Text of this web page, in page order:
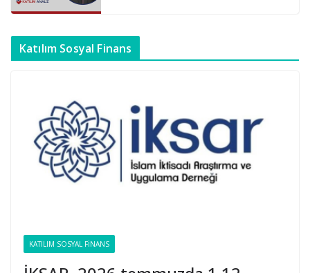
Katılım Sosyal Finans
KATILIM SOSYAL FINANS